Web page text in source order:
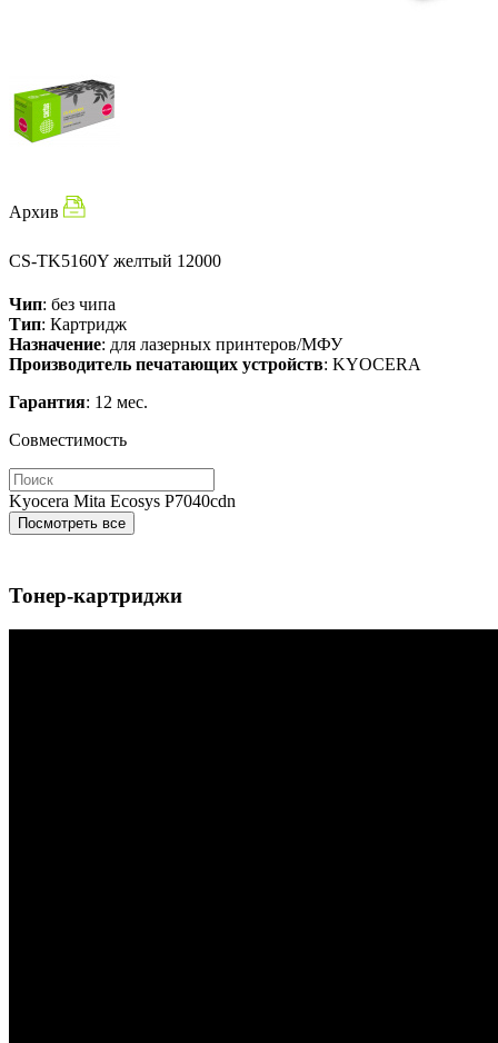
Архив
CS-TK5160Y желтый 12000
Чип: без чипа
Тип: Картридж
Назначение: для лазерных принтеров/МФУ
Производитель печатающих устройств: KYOCERA
Гарантия: 12 мес.
Совместимость
Kyocera Mita Ecosys P7040cdn
Посмотреть все
Тонер-картриджи